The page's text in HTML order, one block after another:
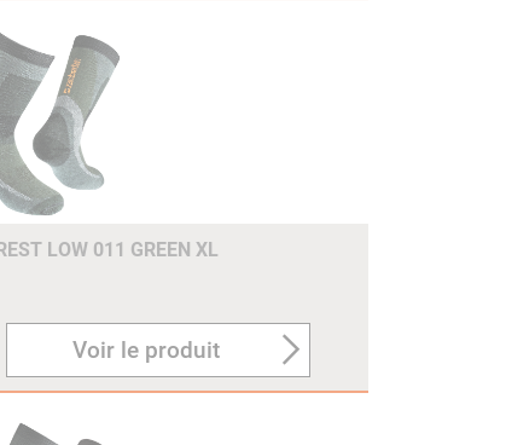
LOW 011 GREEN XL
Voir le produit